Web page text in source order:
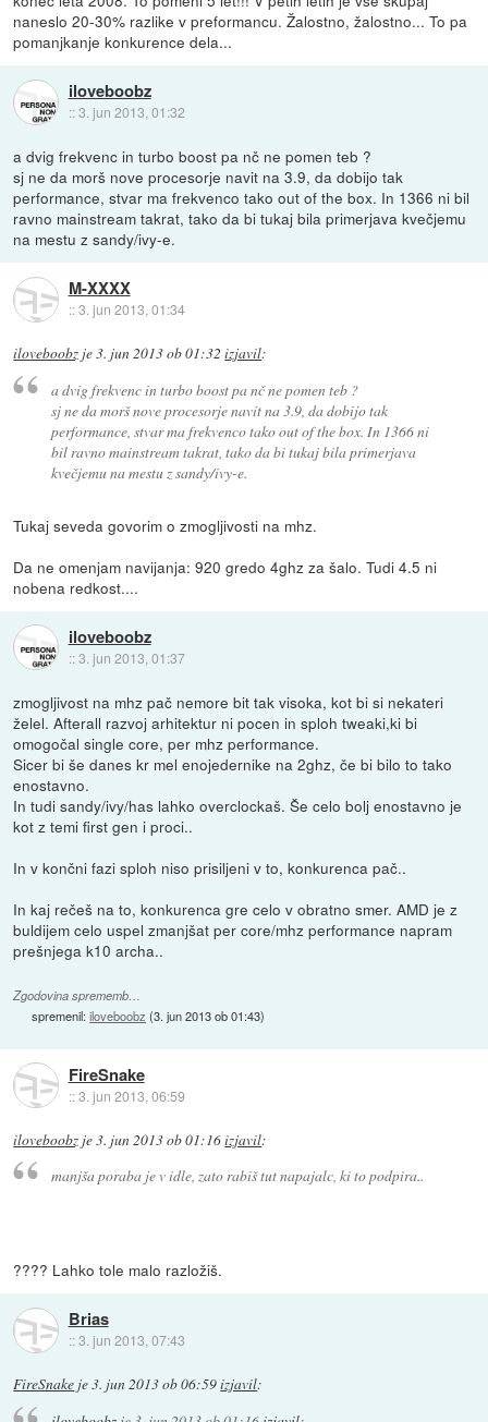
naneslo 20-30% razlike v preformancu. Žalostno, žalostno... To pa
pomanjkanje konkurence dela...
iloveboobz
::3. jun 2013, 01:32
a dvig frekvenc in turbo boost pa nč ne pomen teb ?
sj ne da morš nove procesorje navit na 3.9, da dobijo tak
performance, stvar ma frekvenco tako out of the box. In 1366 ni bil
ravno mainstream takrat, tako da bi tukaj bila primerjava kvečjemu
na mestu z sandy/ivy-e.
M-XXXX
::3. jun 2013, 01:34
iloveboobz je3. jun 2013 ob 01:32 izjavil:
a dvig frekvenc in turbo boost pa nč ne pomen teb ?
sj ne da morš nove procesorje navit na 3.9, da dobijo tak
performance, stvar ma frekvenco tako out of the box. In 1366 ni
bil ravno mainstream takrat, tako da bi tukaj bila primerjava
kvečjemu na mestu z sandy/ivy-e.
Tukaj seveda govorim o zmogljivosti na mhz.
Da ne omenjam navijanja: 920 gredo 4ghz za šalo. Tudi 4.5 ni
nobena redkost....
iloveboobz
::3. jun 2013, 01:37
zmogljivost na mhz pač nemore bit tak visoka, kot bi si nekateri
želel. Afterall razvoj arhitektur ni pocen in sploh tweaki,ki bi
omogočal single core, per mhz performance.
Sicer bi še danes kr mel enojedernike na 2ghz, če bi bilo to tako
enostavno.
In tudi sandy/ivy/has lahko overclockaš. Še celo bolj enostavno je
kot z temi first gen i proci..
In v končni fazi sploh niso prisiljeni v to, konkurenca pač..
In kaj rečeš na to, konkurenca gre celo v obratno smer. AMD je z
buldijem celo uspel zmanjšat per core/mhz performance napram
prešnjega k10 archa..
Zgodovina sprememb…
spremenil:iloveboobz (3. jun 2013 ob 01:43)
FireSnake
::3. jun 2013, 06:59
iloveboobz je3. jun 2013 ob 01:16izjavil:
manjša poraba je v idle, zato rabiš tut napajalc, ki to podpira..
???? Lahko tole malo razložiš.
Brias
::3. jun 2013, 07:43
FireSnake je3. jun 2013 ob 06:59izjavil: